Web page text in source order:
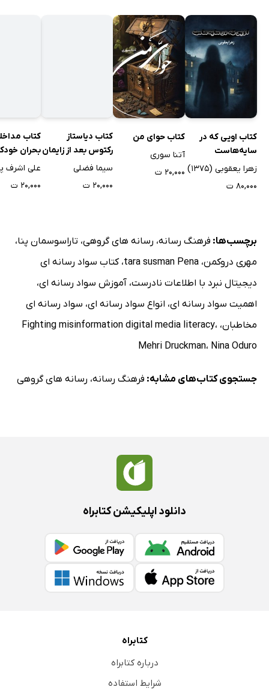
کتاب اویی که در
سایه‌هاست
زهرا یعقوبی (1375)
۸۰,۰۰۰ ت
کتاب حوای من
آتنا سوری
۲۰,۰۰۰ ت
کتاب دیاستاز
رکتوس بعد از زایمان
و رازهای درمان آن
سیما فضلی
۲۰,۰۰۰ ت
کتاب
بحران
علی اشرف
۲۰,۰۰۰ ت
برچسب‌ها: فرهنگ رسانه، رسانه های گروهی، تاراسوسمان پنا،
مهری دروکمن، tara susman Pena،کتاب سواد رسانه ای
دیجیتال نبرد با اطلاعات نادرست، آموزش سواد رسانه ای،
اهمیت سواد رسانه ای، انواع سواد رسانه ای، سواد رسانه ای
مخاطبان، Fighting misinformation digital media literacy،
Mehri Druckman، Nina Oduro
جستجوی کتاب‌های مشابه: فرهنگ رسانه، رسانه های گروهی
دانلود اپلیکیشن کتابراه
کتابراه
درباره کتابراه
شرایط استفاده